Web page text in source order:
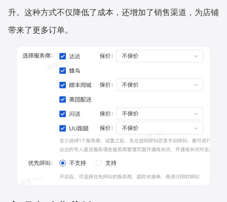
升。这种方式不仅降低了成本，还增加了销售渠道，为店铺
带来了更多订单。